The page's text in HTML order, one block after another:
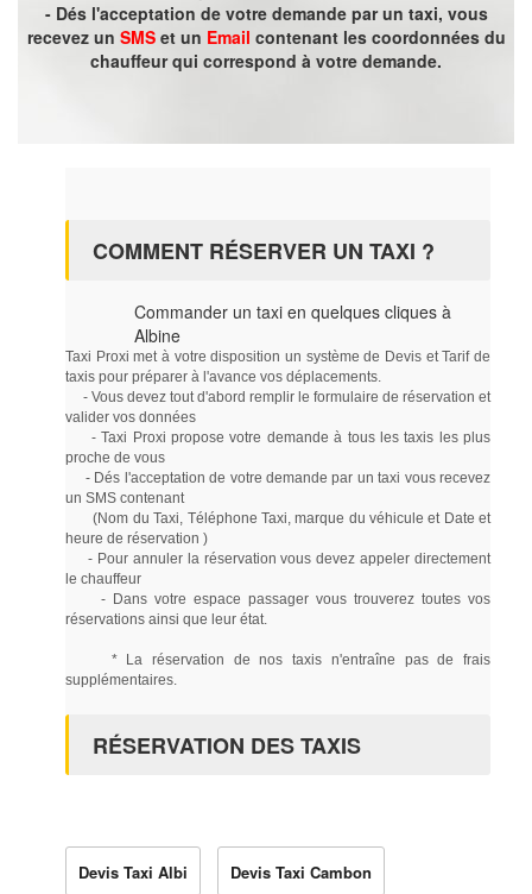
- Dés l'acceptation de votre demande par un taxi, vous
recevez un SMSet un Email contenant les coordonnées du
chauffeur qui correspond à votre demande.
COMMENT RÉSERVER UN TAXI ?
Commander un taxi en quelques cliques à
Albine
Taxi Proxi met à votre disposition un système de Devis et Tarif de
taxis pour préparer à l'avance vos déplacements.
- Vous devez tout d'abord remplir le formulaire de réservation et
valider vos données
- Taxi Proxi propose votre demande à tous les taxis les plus
proche de vous
- Dés l'acceptation de votre demande par un taxi vous recevez
un SMS contenant
(Nom du Taxi, Téléphone Taxi, marque du véhicule et Date et
heure de réservation )
- Pour annuler la réservation vous devez appeler directement
le chauffeur
- Dans votre espace passager vous trouverez toutes vos
réservations ainsi que leur état.
* La réservation de nos taxis n'entraîne pas de frais
supplémentaires.
RÉSERVATION DES TAXIS
Devis Taxi Albi Devis Taxi Cambon